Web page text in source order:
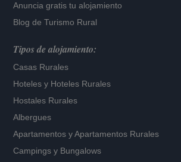
Anuncia gratis tu alojamiento
Blog de Turismo Rural
Tipos de alojamiento:
Casas Rurales
Hoteles y Hoteles Rurales
Hostales Rurales
Albergues
Apartamentos yApartamentos Rurales
Campings y Bungalows